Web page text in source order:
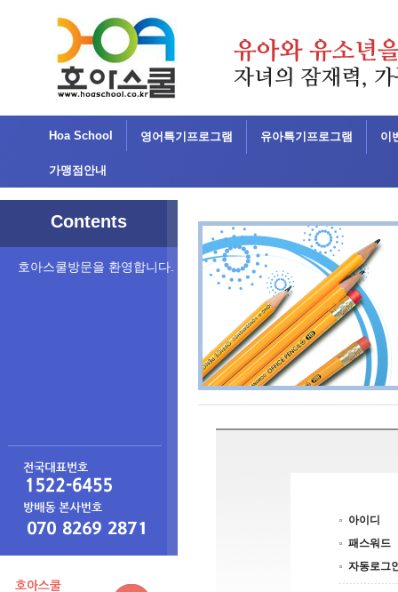
Hoa School 영어특기프로그램 유아특기프로그램 이
가맹점안내
Contents
호아스쿨방문을 환영합니다.
아이디
패스워드
자동로그